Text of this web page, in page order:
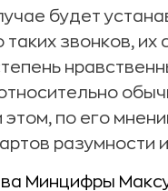
будет
таких звонков,
этом, по его
разумности
Минцифры